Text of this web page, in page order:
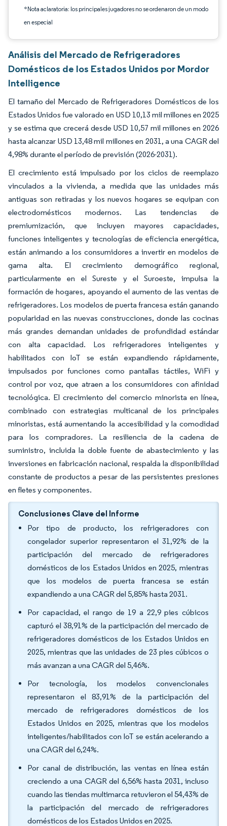
*Nota aclaratoria: los principales jugadores no se ordenaron de un modo
en especial
Análisis del Mercado de Refrigeradores
Domésticos de los Estados Unidos por Mordor
Intelligence
El tamaño del Mercado de Refrigeradores Domésticos de los
Estados Unidos fue valorado en USD 10,13 mil millones en 2025
y se estima que crecerá desde USD 10,57 mil millones en 2026
hasta alcanzar USD 13,48 mil millones en 2031, a una CAGR del
4,98% durante el período de previsión (2026-2031).
El crecimiento está impulsado por los ciclos de reemplazo
vinculados a la vivienda, a medida que las unidades más
antiguas son retiradas y los nuevos hogares se equipan con
electrodomésticos modernos. Las tendencias de
premiumización, que incluyen mayores capacidades,
funciones inteligentes y tecnologías de eficiencia energética,
están animando a los consumidores a invertir en modelos de
gama alta. El crecimiento demográfico regional,
particularmente en el Sureste y el Suroeste, impulsa la
formación de hogares, apoyando el aumento de las ventas de
refrigeradores. Los modelos de puerta francesa están ganando
popularidad en las nuevas construcciones, donde las cocinas
más grandes demandan unidades de profundidad estándar
con alta capacidad. Los refrigeradores inteligentes y
habilitados con IoT se están expandiendo rápidamente,
impulsados por funciones como pantallas táctiles, WiFi y
control por voz, que atraen a los consumidores con afinidad
tecnológica. El crecimiento del comercio minorista en línea,
combinado con estrategias multicanal de los principales
minoristas, está aumentando la accesibilidad y la comodidad
para los compradores. La resiliencia de la cadena de
suministro, incluida la doble fuente de abastecimiento y las
inversiones en fabricación nacional, respalda la disponibilidad
constante de productos a pesar de las persistentes presiones
en fletes y componentes.
Conclusiones Clave del Informe
Por tipo de producto, los refrigeradores con
congelador superior representaron el 31,92% de la
participación del mercado de refrigeradores
domésticos de los Estados Unidos en 2025, mientras
que los modelos de puerta francesa se están
expandiendo a una CAGR del 5,85% hasta 2031.
Por capacidad, el rango de 19 a 22,9 pies cúbicos
capturó el 38,91% de la participación del mercado de
refrigeradores domésticos de los Estados Unidos en
2025, mientras que las unidades de 23 pies cúbicos o
más avanzan a una CAGR del 5,46%.
Por tecnología, los modelos convencionales
representaron el 83,91% de la participación del
mercado de refrigeradores domésticos de los
Estados Unidos en 2025, mientras que los modelos
inteligentes/habilitados con IoT se están acelerando a
una CAGR del 6,24%.
Por canal de distribución, las ventas en línea están
creciendo a una CAGR del 6,56% hasta 2031, incluso
cuando las tiendas multimarca retuvieron el 54,43% de
la participación del mercado de refrigeradores
domésticos de los Estados Unidos en 2025.